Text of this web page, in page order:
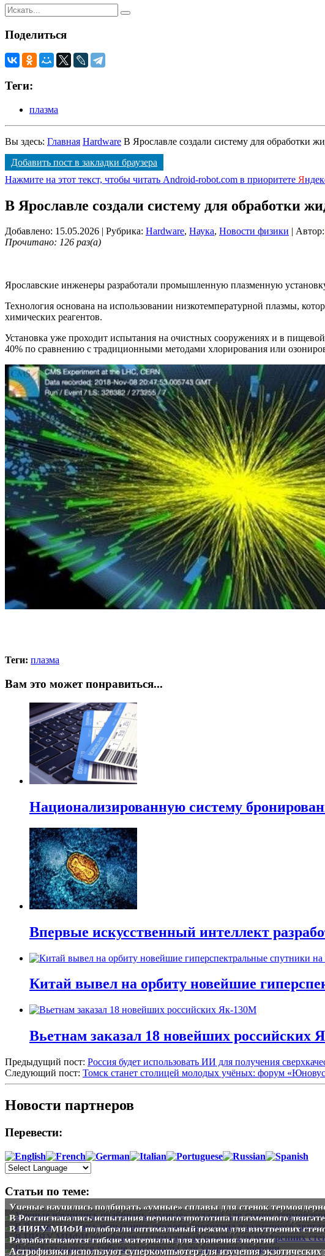
Поделиться
Теги:
плазма
Вы здесь: Главная Hardware В Ярославле создали систему для обработки
Добавить пост в закладки браузера
Нажмите на этот текст, чтобы читать Android-robot.com в приоритете Я
В Ярославле создали систему для обработки
Добавлено: 15.05.2026 | Рубрика: Hardware, Наука, Новости физики | Автор:
Прочитано: 126 раз(а)
Ярославские инженеры разработали промышленную плазменную
Технология основана на использовании низкотемпературной плазмы,
химических реагентов.
Установка уже проходит испытания на очистных сооружениях и в
40% по сравнению с традиционными методами хлорирования или
Теги: плазма
Вам это может понравиться...
Национализированную систему
Впервые искусственный интеллект
Китай вывел на орбиту новейшие
Вьетнам заказал 18 новейших российских
Предыдущий пост: Россия будет использовать ИИ для получения
Следующий пост: Томск станет столицей молодых учёных: форум
Новости партнеров
Перевести:
Статьи по теме:
Ученые научились подбирать «умные» сплавы для стенок
В России начались испытания первого прототипа плазменного
В НИЯУ МИФИ подобрали оптимальный режим для внутренних
Разрабатываются гибкие материалы для хранения энергии
Астрофизики используют суперкомпьютер для изучения экзотических